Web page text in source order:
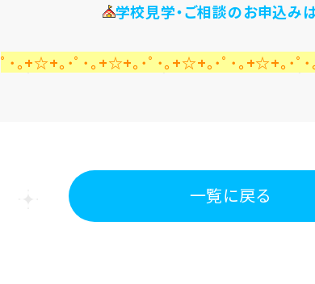
学校見学・ご相談のお申込み
ﾟ･｡+☆+｡･ﾟ･｡+☆+｡･ﾟ･｡+☆+｡･ﾟ･｡+☆+｡･ﾟ
一覧に戻る